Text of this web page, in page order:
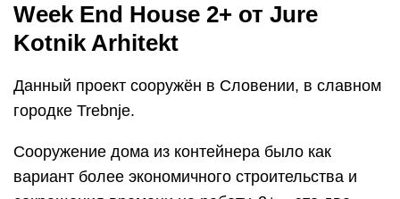
Week End House 2+ от Jure
Kotnik Arhitekt
Данный проект сооружён в Словении, в славном
городке Trebnje.
Сооружение дома из контейнера было как
вариант более экономичного строительства и